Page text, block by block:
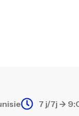
7 j/7j ->